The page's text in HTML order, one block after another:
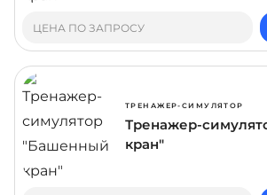
ЦЕНА ПО ЗАПРОСУ
ТРЕНАЖЕР-СИМУЛЯТОР
Тренажер-
кран"